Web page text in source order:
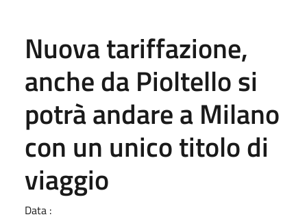
Nuova tariffazione,
anche da Pioltello si
potrà andare a Milano
con un unico titolo di
viaggio
Data :